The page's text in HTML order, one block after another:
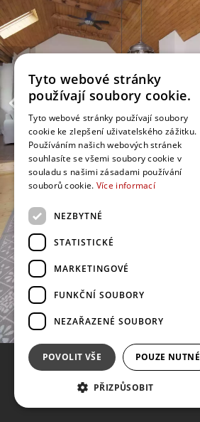
Tyto webové stránky
používají soubory cookie.
Tyto webové stránky používají soubory
cookie ke zlepšení uživatelského zážitku.
Používáním našich webových stránek
souhlasíte se všemi soubory cookie v
souladu s našimi zásadami používání
souborů cookie. Více informací
NEZBYTNÉ
STATISTICKÉ
MARKETINGOVÉ
FUNKČNÍ SOUBORY
NEZAŘAZENÉ SOUBORY
POVOLIT VŠE POUZE NUTNÉ
PŘIZPŮSOBIT